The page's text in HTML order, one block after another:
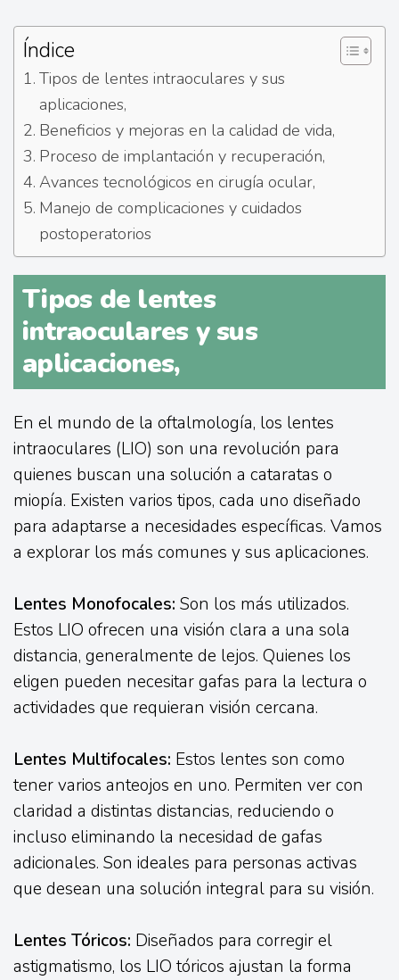
Índice
Tipos de lentes intraoculares y sus
aplicaciones,
Beneficios y mejoras en la calidad de vida,
Proceso de implantación y recuperación,
Avances tecnológicos en cirugía ocular,
Manejo de complicaciones y cuidados
postoperatorios
Tipos de lentes
intraoculares y sus
aplicaciones,
En el mundo de la oftalmología, los lentes
intraoculares (LIO) son una revolución para
quienes buscan una solución a cataratas o
miopía. Existen varios tipos, cada uno diseñado
para adaptarse a necesidades específicas. Vamos
a explorar los más comunes y sus aplicaciones.
Lentes Monofocales: Son los más utilizados.
Estos LIO ofrecen una visión clara a una sola
distancia, generalmente de lejos. Quienes los
eligen pueden necesitar gafas para la lectura o
actividades que requieran visión cercana.
Lentes Multifocales: Estos lentes son como
tener varios anteojos en uno. Permiten ver con
claridad a distintas distancias, reduciendo o
incluso eliminando la necesidad de gafas
adicionales. Son ideales para personas activas
que desean una solución integral para su visión.
Lentes Tóricos: Diseñados para corregir el
astigmatismo, los LIO tóricos ajustan la forma